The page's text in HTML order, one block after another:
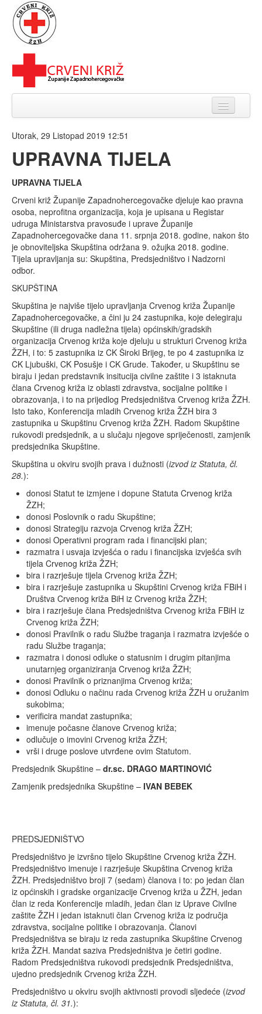
Kalendar akcija DDK
Novosti
Galerija
Kontakt
Učlani se
Doniraj
Utorak, 29 Listopad 2019 12:51
UPRAVNA TIJELA
UPRAVNA TIJELA
Crveni križ Županije Zapadnohercegovačke djeluje kao pravna
osoba, neprofitna organizacija, koja je upisana u Registar
udruga Ministarstva pravosuđe i uprave Županije
Zapadnohercegovačke dana 11. srpnja 2018. godine, nakon što
je obnoviteljska Skupština održana 9. ožujka 2018. godine.
Tijela upravljanja su: Skupština, Predsjedništvo i Nadzorni
odbor.
SKUPŠTINA
Skupština je najviše tijelo upravljanja Crvenog križa Županije
Zapadnohercegovačke, a čini ju 24 zastupnika, koje delegiraju
Skupštine (ili druga nadležna tijela) općinskih/gradskih
organizacija Crvenog križa koje djeluju u strukturi Crvenog križa
ŽZH, i to: 5 zastupnika iz CK Široki Brijeg, te po 4 zastupnika iz
CK Ljubuški, CK Posušje i CK Grude. Također, u Skupštinu se
biraju i jedan predstavnik insitucija civilne zaštite i 3 istaknuta
člana Crvenog križa iz oblasti zdravstva, socijalne politike i
obrazovanja, i to na prijedlog Predsjedništva Crvenog križa ŽZH.
Isto tako, Konferencija mladih Crvenog križa ŽZH bira 3
zastupnika u Skupštinu Crvenog križa ŽZH. Radom Skupštine
rukovodi predsjednik, a u slučaju njegove spriječenosti, zamjenik
predsjednika Skupštine.
Skupština u okviru svojih prava i dužnosti (izvod iz Statuta, čl.
28.):
donosi Statut te izmjene i dopune Statuta Crvenog križa
ŽZH;
donosi Poslovnik o radu Skupštine;
donosi Strategiju razvoja Crvenog križa ŽZH;
donosi Operativni program rada i financijski plan;
razmatra i usvaja izvješća o radu i financijska izvješća svih
tijela Crvenog križa ŽZH;
bira i razrješuje tijela Crvenog križa ŽZH;
bira i razrješuje zastupnika u Skupštini Crvenog križa FBiH i
Društva Crvenog križa BiH iz Crvenog križa ŽZH;
bira i razrješuje člana Predsjedništva Crvenog križa FBiH iz
Crvenog križa ŽZH;
donosi Pravilnik o radu Službe traganja i razmatra izvješće o
radu Službe traganja;
razmatra i donosi odluke o statusnim i drugim pitanjima
unutarnjeg organiziranja Crvenog križa ŽZH;
donosi Pravilnik o priznanjima Crvenog križa;
donosi Odluku o načinu rada Crvenog križa ŽZH u oružanim
sukobima;
verificira mandat zastupnika;
imenuje počasne članove Crvenog križa;
odlučuje o imovini Crvenog križa ŽZH;
vrši i druge poslove utvrđene ovim Statutom.
Predsjednik Skupštine – dr.sc. DRAGO MARTINOVIĆ
Zamjenik predsjednika Skupštine – IVAN BEBEK
PREDSJEDNIŠTVO
Predsjedništvo je izvršno tijelo Skupštine Crvenog križa ŽZH.
Predsjedništvo imenuje i razrješuje Skupština Crvenog križa
ŽZH. Predsjedništvo broji 7 (sedam) članova i to: po jedan član
iz općinskih i gradske organizacije Crvenog križa u ŽZH, jedan
član iz reda Konferencije mladih, jedan član iz Uprave Civilne
zaštite ŽZH i jedan istaknuti član Crvenog križa iz područja
zdravstva, socijalne politike i obrazovanja. Članovi
Predsjedništva se biraju iz reda zastupnika Skupštine Crvenog
križa ŽZH. Mandat saziva Predsjedništva je četiri godine.
Radom Predsjedništva rukovodi predsjednik Predsjedništva,
ujedno predsjednik Crvenog križa ŽZH.
Predsjedništvo u okviru svojih aktivnosti provodi sljedeće (izvod
iz Statuta, čl. 31.):